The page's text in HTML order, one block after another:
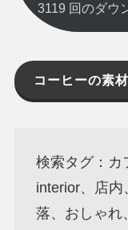
3119 回のダウ
コーヒーの素
検索タグ：カ
interior、店
落、おしゃれ